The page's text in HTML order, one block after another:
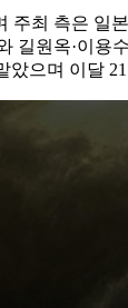
최 측은
원옥·이
으며 이달